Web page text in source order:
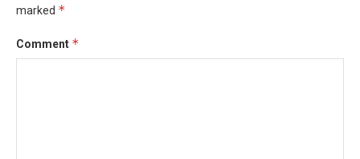
marked *
Comment *